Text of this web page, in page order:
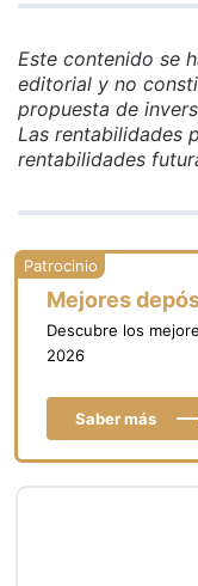
Este contenido se
editorial y no
propuesta de
Las rentabilidades
rentabilidades
Mejores
Descubre los
2026
Saber más